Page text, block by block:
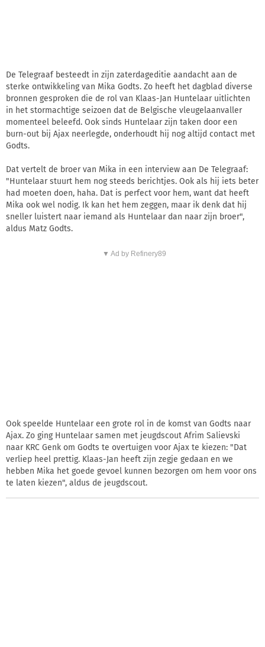
De Telegraaf besteedt in zijn zaterdageditie aandacht aan de
sterke ontwikkeling van Mika Godts. Zo heeft het dagblad diverse
bronnen gesproken die de rol van Klaas-Jan Huntelaar uitlichten
in het stormachtige seizoen dat de Belgische vleugelaanvaller
momenteel beleefd. Ook sinds Huntelaar zijn taken door een
burn-out bij Ajax neerlegde, onderhoudt hij nog altijd contact met
Godts.
Dat vertelt de broer van Mika in een interview aan De Telegraaf:
"Huntelaar stuurt hem nog steeds berichtjes. Ook als hij iets beter
had moeten doen, haha. Dat is perfect voor hem, want dat heeft
Mika ook wel nodig. Ik kan het hem zeggen, maar ik denk dat hij
sneller luistert naar iemand als Huntelaar dan naar zijn broer",
aldus Matz Godts.
▼ Ad by Refinery89
Ook speelde Huntelaar een grote rol in de komst van Godts naar
Ajax. Zo ging Huntelaar samen met jeugdscout Afrim Salievski
naar KRC Genk om Godts te overtuigen voor Ajax te kiezen: "Dat
verliep heel prettig. Klaas-Jan heeft zijn zegje gedaan en we
hebben Mika het goede gevoel kunnen bezorgen om hem voor ons
te laten kiezen", aldus de jeugdscout.